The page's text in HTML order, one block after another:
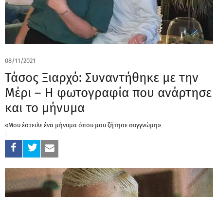
08/11/2021
Τάσος Ξιαρχό: Συναντήθηκε με την
Μέρι – Η φωτογραφία που ανάρτησε
και το μήνυμα
«Μου έστειλε ένα μήνυμα όπου μου ζήτησε συγγνώμη»